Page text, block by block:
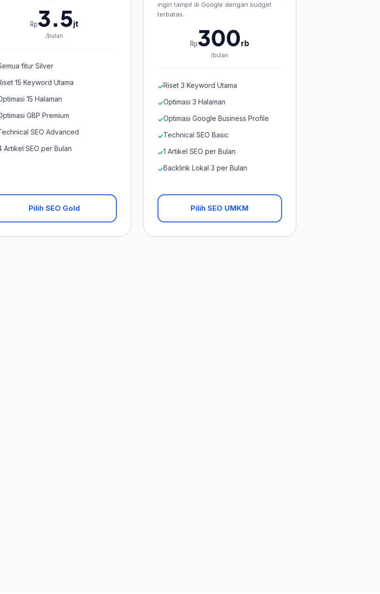
Rp3.5jt
/bulan
fitur Silver
15 Keyword Utama
15 Halaman
GBP Premium
SEO Advanced
Artikel SEO per Bulan
Pilih SEO Gold
ingin tampil di Google dengan budget
terbatas.
Rp300rb
/bulan
✓Riset 3 Keyword Utama
✓Optimasi 3 Halaman
✓Optimasi Google Business Profile
✓Technical SEO Basic
✓1 Artikel SEO per Bulan
✓Backlink Lokal 3 per Bulan
Pilih SEO UMKM